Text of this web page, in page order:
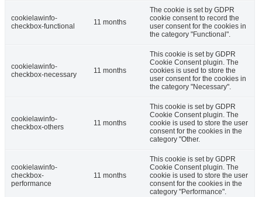
cookielawinfo-
checkbox-functional
11 months
The cookie is set by GDPR
cookie consent to record the
user consent for the cookies in
the category "Functional".
cookielawinfo-
checkbox-necessary
11 months
This cookie is set by GDPR
Cookie Consent plugin. The
cookies is used to store the
user consent for the cookies in
the category "Necessary".
cookielawinfo-
checkbox-others
11 months
This cookie is set by GDPR
Cookie Consent plugin. The
cookie is used to store the user
consent for the cookies in the
category "Other.
cookielawinfo-
checkbox-
performance
11 months
This cookie is set by GDPR
Cookie Consent plugin. The
cookie is used to store the user
consent for the cookies in the
category "Performance".